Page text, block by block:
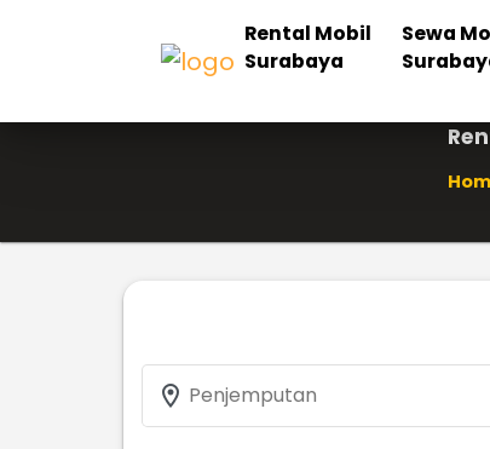
Rental Mobil
Surabaya
Sewa
location_on Penjemputan